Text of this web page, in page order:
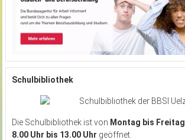
Schulbibliothek
Die Schulbibliothek ist von Montag bis Freitag
8.00 Uhr bis 13.00 Uhr geöffnet.